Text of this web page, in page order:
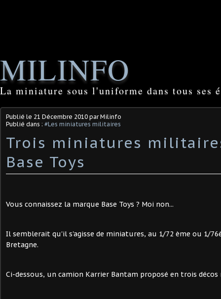
MILINFO
La miniature sous l'uniforme dans tous ses
Publié le 21 Décembre 2010 par Milinfo
Publié dans : #Les miniatures militaires
Trois miniatures
Base Toys
Vous connaissez la marque Base Toys ? Moi non...
Il semblerait qu'il s'agisse de miniatures, au 1/72 ème ou 1/
Bretagne.
Ci-dessous, un camion Karrier Bantam proposé en trois